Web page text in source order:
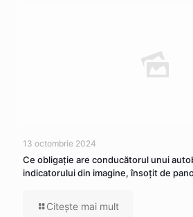
13 octombrie 2024
Ce obligaţie are conducătorul unui
indicatorului din imagine, însoţit de
Citeşte mai mult